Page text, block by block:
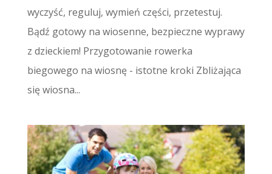
wyczyść, reguluj, wymień części, przetestuj.
Bądź gotowy na wiosenne, bezpieczne wyprawy
z dzieckiem! Przygotowanie rowerka
biegowego na wiosnę - istotne kroki Zbliżająca
się wiosna...